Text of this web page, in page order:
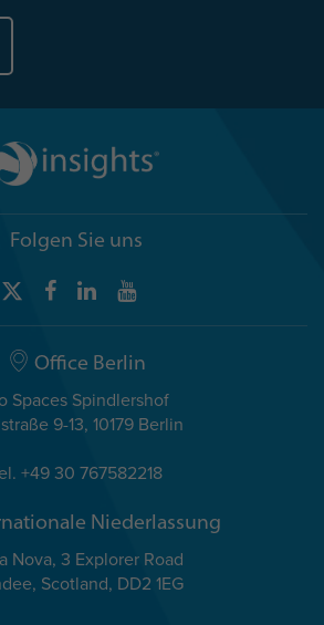
Folgen Sie uns
Office Berlin
Spaces Spindlershof
9-13, 10179 Berlin
+49 30 767582218
Niederlassung
Nova, 3 Explorer Road
Scotland, DD2 1EG